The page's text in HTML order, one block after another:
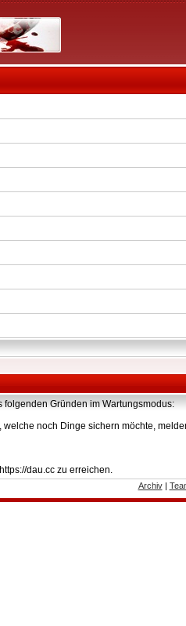
folgenden Gründen im Wartungsmodus:
welche noch Dinge sichern möchte,
dau.cc zu erreichen.
Archiv|